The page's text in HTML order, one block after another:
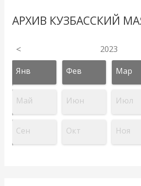
АРХИВ КУЗБАССКИЙ
< 2023
Янв Фев Мар
Май Июн Июл
Сен Окт Ноя